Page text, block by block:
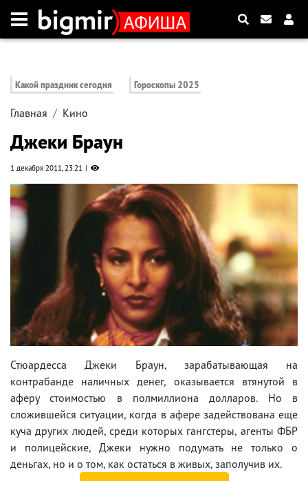
Какой праздник сегодня Гороскопы 2025
Главная Кино
Джеки Браун
1 декабря 2011, 23:21
Стюардесса Джеки Браун, зарабатывающая на
контрабанде наличных денег, оказывается втянутой в
аферу стоимостью в полмиллиона долларов. Но в
сложившейся ситуации, когда в афере задействована еще
куча других людей, среди которых гангстеры, агенты ФБР
и полицейские, Джеки нужно подумать не только о
деньгах, но и о том, как остаться в живых, заполучив их.